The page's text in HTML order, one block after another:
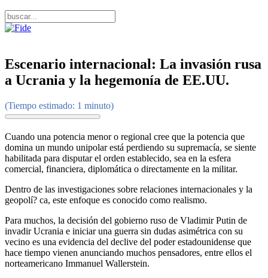
Escenario internacional: La invasión rusa
a Ucrania y la hegemonía de EE.UU.
(Tiempo estimado: 1 minuto)
Cuando una potencia menor o regional cree que la potencia que
domina un mundo unipolar está perdiendo su supremacía, se siente
habilitada para disputar el orden establecido, sea en la esfera
comercial, financiera, diplomática o directamente en la militar.
Dentro de las investigaciones sobre relaciones internacionales y la
geopolí? ca, este enfoque es conocido como realismo.
Para muchos, la decisión del gobierno ruso de Vladimir Putin de
invadir Ucrania e iniciar una guerra sin dudas asimétrica con su
vecino es una evidencia del declive del poder estadounidense que
hace tiempo vienen anunciando muchos pensadores, entre ellos el
norteamericano Immanuel Wallerstein.